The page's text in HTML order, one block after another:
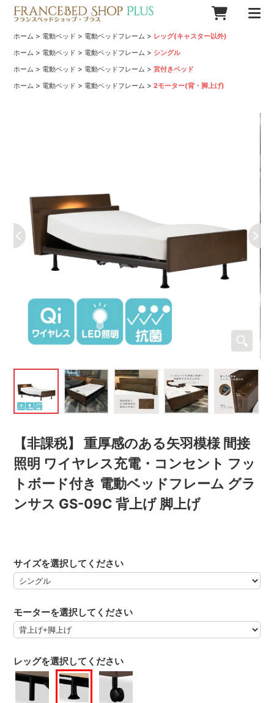
ホーム > 電動ベッド > 電動ベッドフレーム > レッグ(キャスター以外)
ホーム > 電動ベッド > 電動ベッドフレーム > シングル
ホーム > 電動ベッド > 電動ベッドフレーム >宮付きベッド
ホーム > 電動ベッド > 電動ベッドフレーム >2モーター(背・脚上げ)
【非課税】 重厚感のある矢羽模様 間接
照明 ワイヤレス充電・コンセント フッ
トボード付き 電動ベッドフレーム グラ
ンサス GS-09C 背上げ 脚上げ
サイズを選択してください
モーターを選択してください
レッグを選択してください